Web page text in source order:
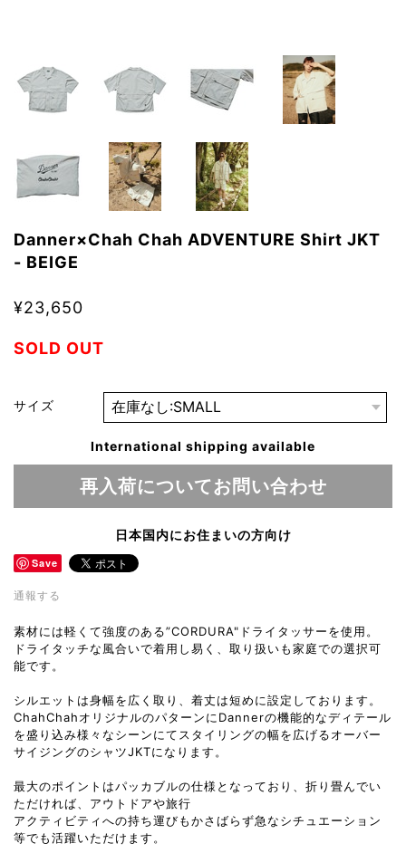
Danner×Chah Chah ADVENTURE Shirt JKT
- BEIGE
¥23,650
SOLD OUT
サイズ
International shipping available
再入荷についてお問い合わせ
日本国内にお住まいの方向け
Save
通報する
素材には軽くて強度のある”CORDURA"ドライタッサーを使用。
ドライタッチな風合いで着用し易く、取り扱いも家庭での選択可
能です。
シルエットは身幅を広く取り、着丈は短めに設定しております。
ChahChahオリジナルのパターンにDannerの機能的なディテール
を盛り込み様々なシーンにてスタイリングの幅を広げるオーバー
サイジングのシャツJKTになります。
最大のポイントはパッカブルの仕様となっており、折り畳んでい
ただければ、アウトドアや旅行
アクティビティへの持ち運びもかさばらず急なシチュエーション
等でも活躍いただけます。